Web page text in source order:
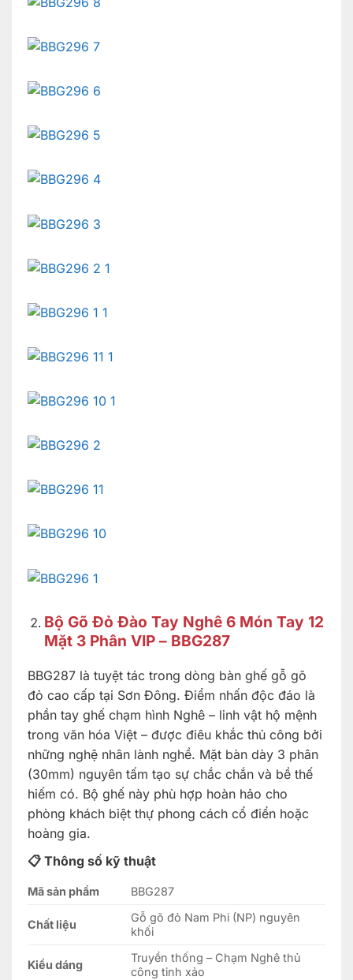
Bộ Gõ Đỏ Đào Tay Nghê 6 Món Tay 12
Mặt 3 Phân VIP – BBG287
BBG287 là tuyệt tác trong dòng bàn ghế gỗ gõ
đỏ cao cấp tại Sơn Đông. Điểm nhấn độc đáo là
phần tay ghế chạm hình Nghê – linh vật hộ mệnh
trong văn hóa Việt – được điêu khắc thủ công bởi
những nghệ nhân lành nghề. Mặt bàn dày 3 phân
(30mm) nguyên tấm tạo sự chắc chắn và bề thế
hiếm có. Bộ ghế này phù hợp hoàn hảo cho
phòng khách biệt thự phong cách cổ điển hoặc
hoàng gia.
📋 Thông số kỹ thuật
Mã sản phẩm BBG287
Chất liệu
Gỗ gõ đỏ Nam Phi (NP) nguyên
khối
Kiểu dáng
Truyền thống – Chạm Nghê thủ
công tinh xảo